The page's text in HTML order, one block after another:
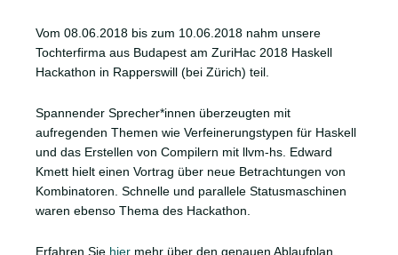
Vom 08.06.2018 bis zum 10.06.2018 nahm unsere
Tochterfirma aus Budapest am ZuriHac 2018 Haskell
Hackathon in Rapperswill (bei Zürich) teil.
Spannender Sprecher*innen überzeugten mit
aufregenden Themen wie Verfeinerungstypen für Haskell
und das Erstellen von Compilern mit llvm-hs. Edward
Kmett hielt einen Vortrag über neue Betrachtungen von
Kombinatoren. Schnelle und parallele Statusmaschinen
waren ebenso Thema des Hackathon.
Erfahren Sie hier mehr über den genauen Ablaufplan.